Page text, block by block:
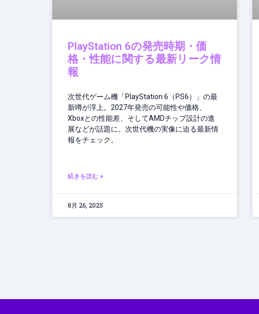
PlayStation 6の発売時期・価
格・性能に関する最新リーク情
報
次世代ゲーム機「PlayStation 6（PS6）」の最
新噂が浮上。2027年発売の可能性や価格、
Xboxとの性能差、そしてAMDチップ設計の進
展などが話題に。次世代機の実像に迫る最新情
報をチェック。
続きを読む »
8月 26, 2025